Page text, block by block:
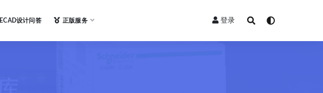
ECAD设计问答 正版服务 登录